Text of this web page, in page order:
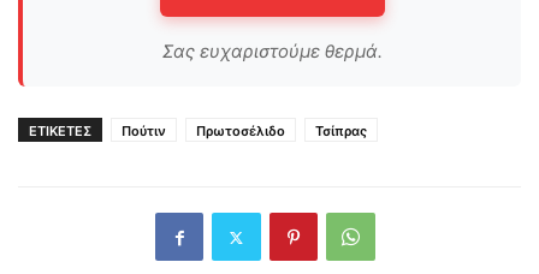
Σας ευχαριστούμε θερμά.
ΕΤΙΚΕΤΕΣ Πούτιν Πρωτοσέλιδο Τσίπρας